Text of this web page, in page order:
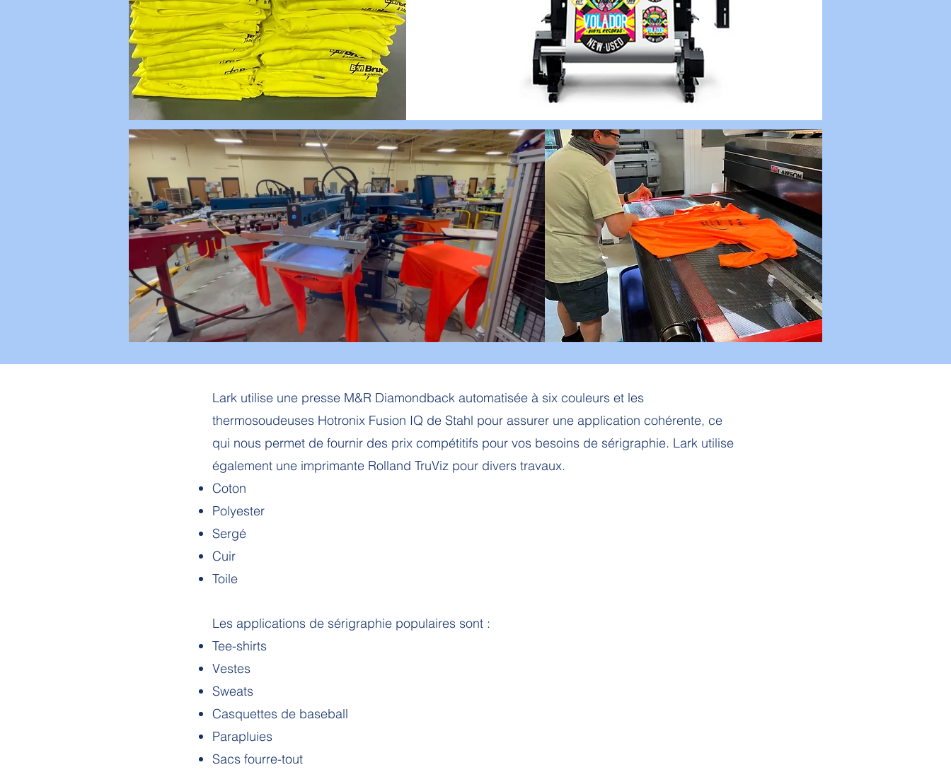
Lark utilise une presse M&R Diamondback automatisée à six couleurs et les
thermosoudeuses Hotronix Fusion IQ de Stahl pour assurer une application cohérente, ce
qui nous permet de fournir des prix compétitifs pour vos besoins de sérigraphie. Lark utilise
également une imprimante Rolland TruViz pour divers travaux.
Coton
Polyester
Sergé
Cuir
Toile
Les applications de sérigraphie populaires sont :
Tee-shirts
Vestes
Sweats
Casquettes de baseball
Parapluies
Sacs fourre-tout